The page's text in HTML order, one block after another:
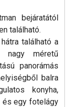
bejáratától
található.
található a
nagy méretű
panorámás
balra
konyha,
és egy fotelágy